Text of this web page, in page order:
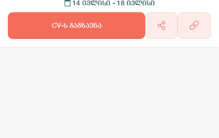
14 ივლისი - 18 ივლისი
CV-ს გაგზავნა